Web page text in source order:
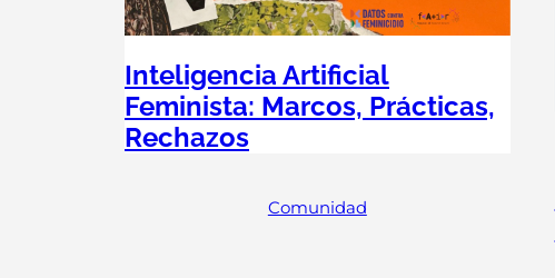
Inteligencia Artificial
Feminista: Marcos, Prácticas,
Rechazos
Comunidad